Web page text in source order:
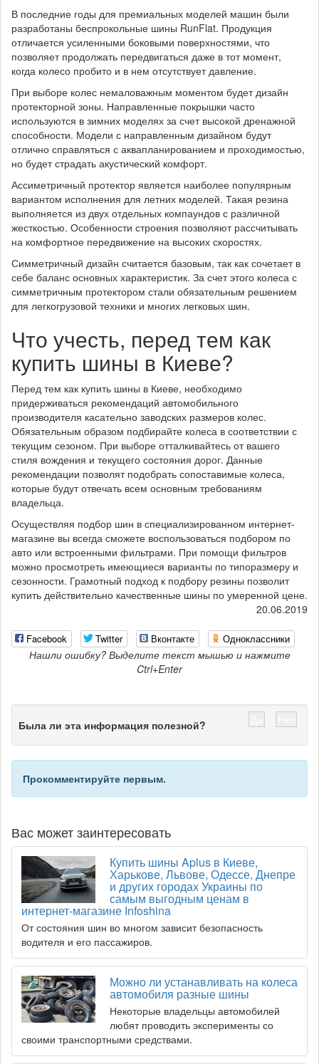
В последние годы для премиальных моделей машин были
разработаны беспрокольные шины RunFlat. Продукция
отличается усиленными боковыми поверхностями, что
позволяет продолжать передвигаться даже в тот момент,
когда колесо пробито и в нем отсутствует давление.
При выборе колес немаловажным моментом будет дизайн
протекторной зоны. Направленные покрышки часто
используются в зимних моделях за счет высокой дренажной
способности. Модели с направленным дизайном будут
отлично справляться с аквапланированием и проходимостью,
но будет страдать акустический комфорт.
Ассиметричный протектор является наиболее популярным
вариантом исполнения для летних моделей. Такая резина
выполняется из двух отдельных компаундов с различной
жесткостью. Особенности строения позволяют рассчитывать
на комфортное передвижение на высоких скоростях.
Симметричный дизайн считается базовым, так как сочетает в
себе баланс основных характеристик. За счет этого колеса с
симметричным протектором стали обязательным решением
для легкогрузовой техники и многих легковых шин.
Что учесть, перед тем как
купить шины в Киеве?
Перед тем как купить шины в Киеве, необходимо
придерживаться рекомендаций автомобильного
производителя касательно заводских размеров колес.
Обязательным образом подбирайте колеса в соответствии с
текущим сезоном. При выборе отталкивайтесь от вашего
стиля вождения и текущего состояния дорог. Данные
рекомендации позволят подобрать сопоставимые колеса,
которые будут отвечать всем основным требованиям
владельца.
Осуществляя подбор шин в специализированном интернет-
магазине вы всегда сможете воспользоваться подбором по
авто или встроенными фильтрами. При помощи фильтров
можно просмотреть имеющиеся варианты по типоразмеру и
сезонности. Грамотный подход к подбору резины позволит
купить действительно качественные шины по умеренной цене.
20.06.2019
Facebook Twitter Вконтакте Одноклассники
Нашли ошибку? Выделите текст мышью и нажмите
Ctrl+Enter
Была ли эта информация полезной?
Прокомментируйте первым.
Вас может заинтересовать
Купить шины Aplus в Киеве,
Харькове, Львове, Одессе, Днепре
и других городах Украины по
самым выгодным ценам в
интернет-магазине Infoshina
От состояния шин во многом зависит безопасность
водителя и его пассажиров.
Можно ли устанавливать на колеса
автомобиля разные шины
Некоторые владельцы автомобилей
любят проводить эксперименты со
своими транспортными средствами.